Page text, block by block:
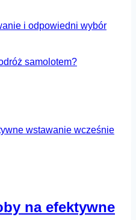
i odpowiedni wybór
samolotem?
na efektywne